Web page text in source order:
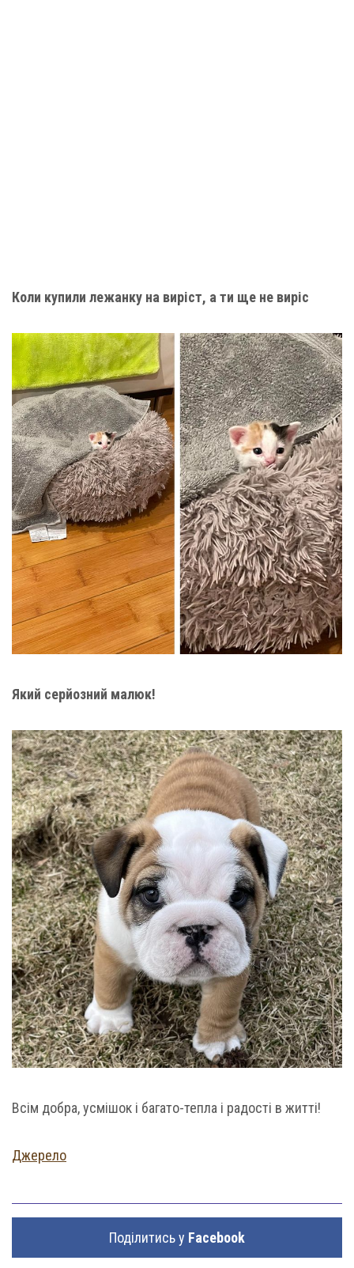
Коли купили лежанку на виріст, а ти ще не виріс
Який серйозний малюк!
Всім добра, усмішок і багато-тепла і радості в житті!
Джерело
Поділитись у Facebook